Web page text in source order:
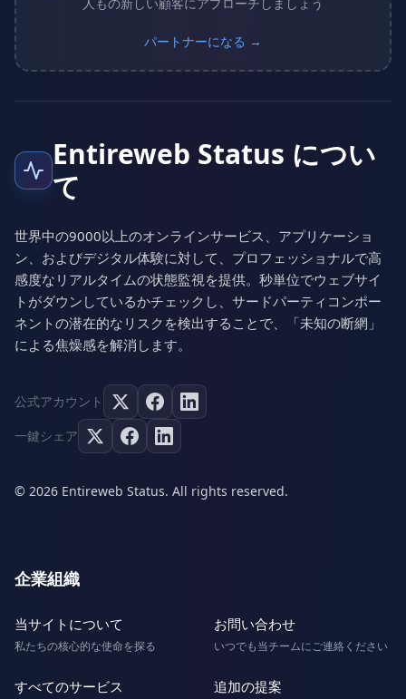
人もの新しい顧客にアプローチしましょう
パートナーになる →
Entireweb Status につい
て
世界中の9000以上のオンラインサービス、アプリケーショ
ン、およびデジタル体験に対して、プロフェッショナルで高
感度なリアルタイムの状態監視を提供。秒単位でウェブサイ
トがダウンしているかチェックし、サードパーティコンポー
ネントの潜在的なリスクを検出することで、「未知の断網」
による焦燥感を解消します。
公式アカウント
一鍵シェア
© 2026 Entireweb Status. All rights reserved.
企業組織
当サイトについて
私たちの核心的な使命を探る
お問い合わせ
いつでも当チームにご連絡ください
すべてのサービス 追加の提案